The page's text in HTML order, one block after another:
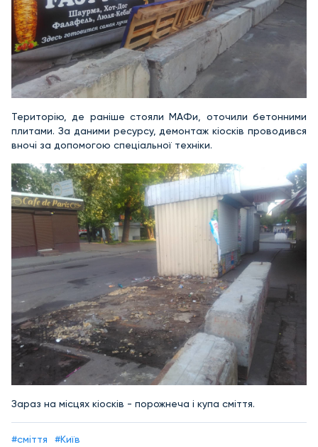
Територію, де раніше стояли МАФи, оточили бетонними
плитами. За даними ресурсу, демонтаж кіосків проводився
вночі за допомогою спеціальної техніки.
Зараз на місцях кіосків - порожнеча і купа сміття.
#сміття #Київ